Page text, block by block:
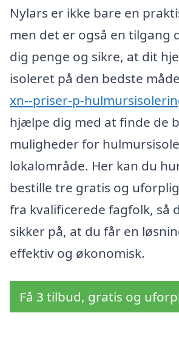
Nylars er ikke bare en
men det er også en tilgang
dig penge og sikre, at dit
isoleret på den bedste
xn--priser-p-
hjælpe dig med at finde de
muligheder for
lokalområde. Her kan du
bestille tre gratis og
fra kvalificerede fagfolk, så
sikker på, at du får en
effektiv og økonomisk.
Få 3 tilbud, gratis og